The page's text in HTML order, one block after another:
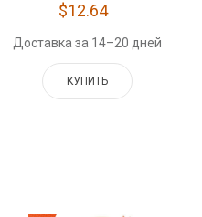
$12.64
Доставка за 14–20 дней
КУПИТЬ